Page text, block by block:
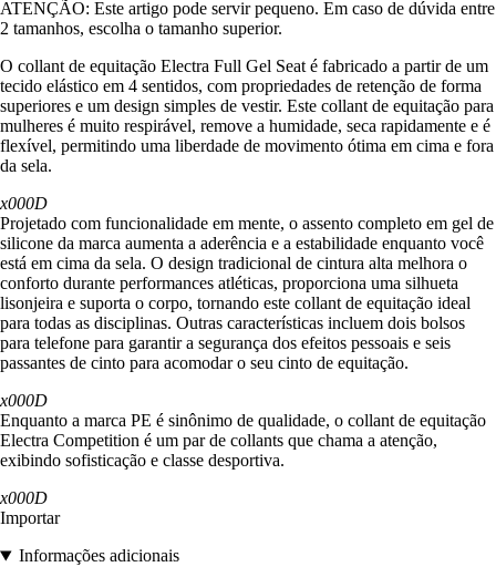
ATENÇÃO: Este artigo pode servir pequeno. Em caso de dúvida entre
2 tamanhos, escolha o tamanho superior.
O collant de equitação Electra Full Gel Seat é fabricado a partir de um
tecido elástico em 4 sentidos, com propriedades de retenção de forma
superiores e um design simples de vestir. Este collant de equitação para
mulheres é muito respirável, remove a humidade, seca rapidamente e é
flexível, permitindo uma liberdade de movimento ótima em cima e fora
da sela.
x000D
Projetado com funcionalidade em mente, o assento completo em gel de
silicone da marca aumenta a aderência e a estabilidade enquanto você
está em cima da sela. O design tradicional de cintura alta melhora o
conforto durante performances atléticas, proporciona uma silhueta
lisonjeira e suporta o corpo, tornando este collant de equitação ideal
para todas as disciplinas. Outras características incluem dois bolsos
para telefone para garantir a segurança dos efeitos pessoais e seis
passantes de cinto para acomodar o seu cinto de equitação.
x000D
Enquanto a marca PE é sinônimo de qualidade, o collant de equitação
Electra Competition é um par de collants que chama a atenção,
exibindo sofisticação e classe desportiva.
x000D
Importar
Informações adicionais